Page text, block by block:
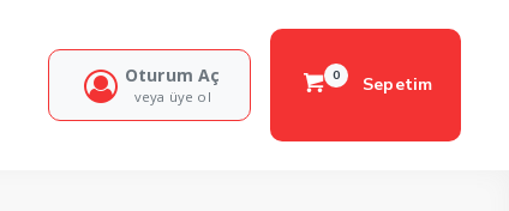
Oturum Aç
veya üye ol
0 Sepetim